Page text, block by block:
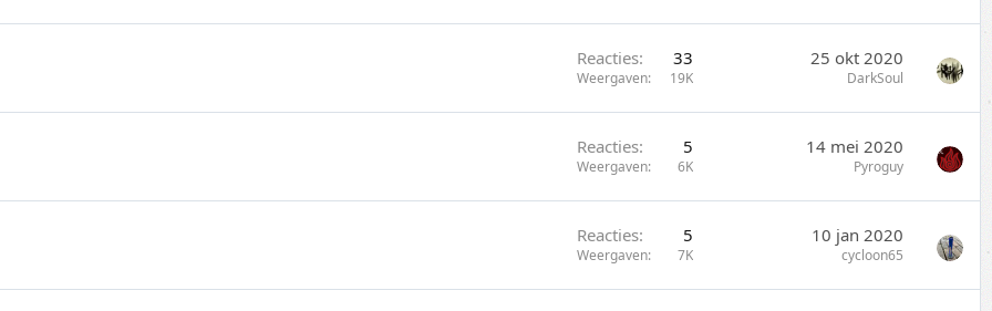
Reacties 33
Weergaven 19K
25 okt 2020
DarkSoul
Reacties 5
Weergaven 6K
14 mei 2020
Pyroguy
Reacties 5
Weergaven 7K
10 jan 2020
cycloon65